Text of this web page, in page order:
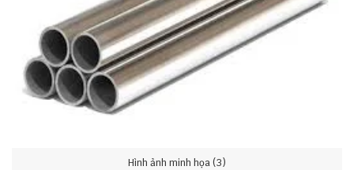
Hình ảnh minh họa (3)